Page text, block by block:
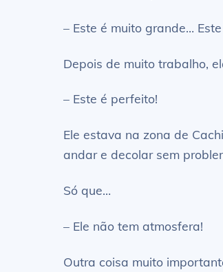
– Este é muito grande…
Depois de muito trabalho,
– Este é perfeito!
Ele estava na zona de
andar e decolar sem
Só que…
– Ele não tem atmosfera!
Outra coisa muito